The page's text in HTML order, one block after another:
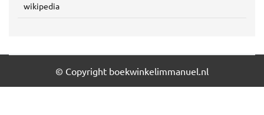
wikipedia
© Copyright boekwinkelimmanuel.nl